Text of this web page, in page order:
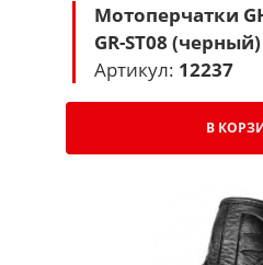
Мотоперчатки
GR-ST08 (черный)
Артикул: 12237
В